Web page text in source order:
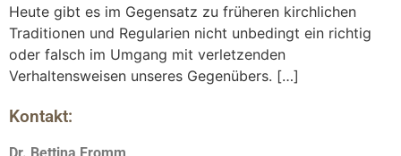
Heute gibt es im Gegensatz zu früheren kirchlichen
Traditionen und Regularien nicht unbedingt ein richtig
oder falsch im Umgang mit verletzenden
Verhaltensweisen unseres Gegenübers. […]
Kontakt: